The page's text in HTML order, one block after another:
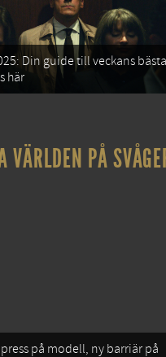
Din guide till veckans bästa
här
VÄRLDEN PÅ
på modell, ny barriär på